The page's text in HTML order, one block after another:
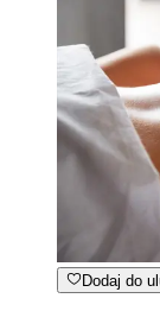
Dodaj do